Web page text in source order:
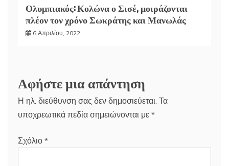
Ολυμπιακός: Κολώνα ο Σισέ, μοιράζονται
πλέον τον χρόνο Σωκράτης και Μανωλάς
6 Απριλίου, 2022
Αφήστε μια απάντηση
Η ηλ. διεύθυνση σας δεν δημοσιεύεται. Τα
υποχρεωτικά πεδία σημειώνονται με *
Σχόλιο *